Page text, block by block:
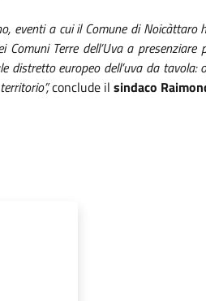
eventi a cui il Comune di Noicàttaro
Terre dell’Uva a
distretto europeo dell’uva da tavola:
conclude il sindaco